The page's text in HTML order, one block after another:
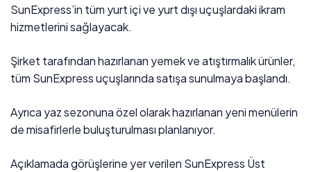
SunExpress’in tüm yurt içi ve yurt dışı uçuşlardaki ikram
hizmetlerini sağlayacak.
Şirket tarafından hazırlanan yemek ve atıştırmalık ürünler,
tüm SunExpress uçuşlarında satışa sunulmaya başlandı.
Ayrıca yaz sezonuna özel olarak hazırlanan yeni menülerin
de misafirlerle buluşturulması planlanıyor.
Açıklamada görüşlerine yer verilen SunExpress Üst